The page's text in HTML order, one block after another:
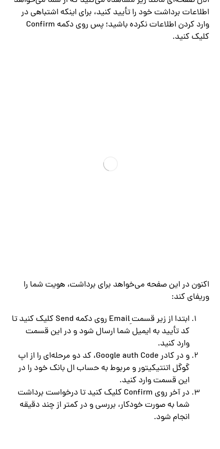
اطلاعات برداشت خود را تأیید کنید، برای اینکه اشتباهی در
وارد کردن اطلاعات نکرده باشید؛ پس روی دکمه Confirm
کلیک کنید.
اکنون در این صفحه می‌خواهد برای برداشت، هویت شما را
وریفای کند:
ابتدا از زیر قسمت ِEmail روی دکمه Send کلیک کنید تا
کد تأیید به ایمیل شما ارسال شود و در این قسمت
وارد کنید.
و در کادر Google auth Code، کد دو مرحله‌ای را از اپ
گوگل اتنتیکیتور و مربوط به حساب ال بانک خود را در
این قسمت وارد کنید.
در آخر روی Confirm کلیک کنید تا درخواست برداشت
شما به صورت خودکار، بررسی و در کمتر از چند دقیقه
انجام شود.